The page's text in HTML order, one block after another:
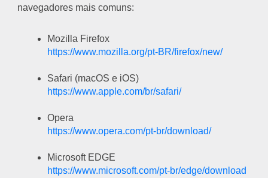
navegadores mais comuns:
Mozilla Firefox
https://www.mozilla.org/pt-BR/firefox/new/
Safari (macOS e iOS)
https://www.apple.com/br/safari/
Opera
https://www.opera.com/pt-br/download/
Microsoft EDGE
https://www.microsoft.com/pt-br/edge/download